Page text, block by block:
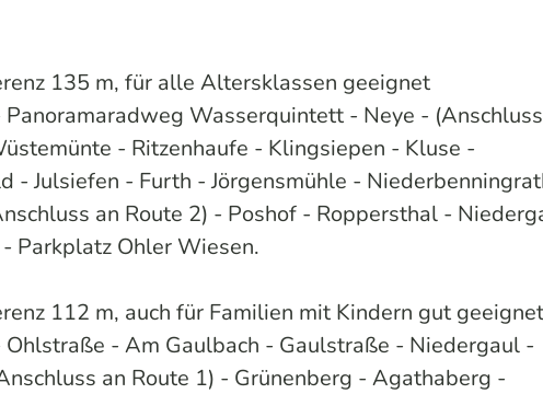
135 m, für alle Altersklassen geeignet
Wasserquintett - Neye -
- Ritzenhaufe - Klingsiepen - Kluse -
Julsiefen - Furth - Jörgensmühle -
an Route 2) - Poshof - Roppersthal -
Parkplatz Ohler Wiesen.
112 m, auch für Familien mit Kindern gut geeignet
- Am Gaulbach - Gaulstraße - Niedergaul -
an Route 1) - Grünenberg - Agathaberg -